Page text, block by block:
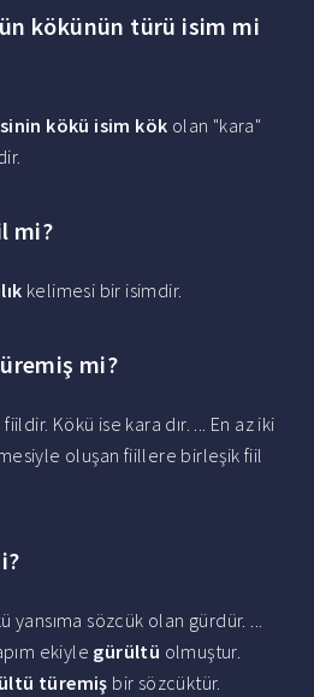
kökünün türü isim mi
kökü isim kök olan "kara"
mi?
kelimesi bir isimdir.
mi?
fiildir. Kökü ise kara dır. ... En az iki
oluşan fiillere birleşik fiil
yansıma sözcük olan gürdür. ...
ekiyle gürültü olmuştur.
türemiş bir sözcüktür.